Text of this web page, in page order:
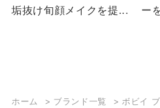
垢抜け旬顔メイクを提...
ー
ホーム > ブランド一覧 > ボビイ